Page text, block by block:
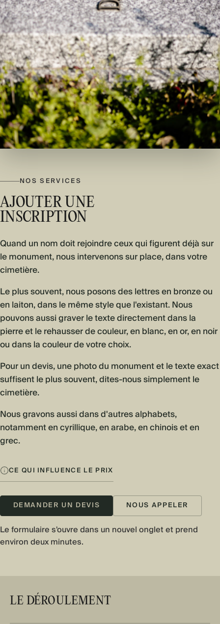
NOS SERVICES
AJOUTER UNE
INSCRIPTION
Quand un nom doit rejoindre ceux qui figurent déjà sur
le monument, nous intervenons sur place, dans votre
cimetière.
Le plus souvent, nous posons des lettres en bronze ou
en laiton, dans le même style que l'existant. Nous
pouvons aussi graver le texte directement dans la
pierre et le rehausser de couleur, en blanc, en or, en noir
ou dans la couleur de votre choix.
Pour un devis, une photo du monument et le texte exact
suffisent le plus souvent, dites-nous simplement le
cimetière.
Nous gravons aussi dans d'autres alphabets,
notamment en cyrillique, en arabe, en chinois et en
grec.
CE QUI INFLUENCE LE PRIX
DEMANDER UN DEVIS NOUS APPELER
Le formulaire s'ouvre dans un nouvel onglet et prend
environ deux minutes.
LE DÉROULEMENT